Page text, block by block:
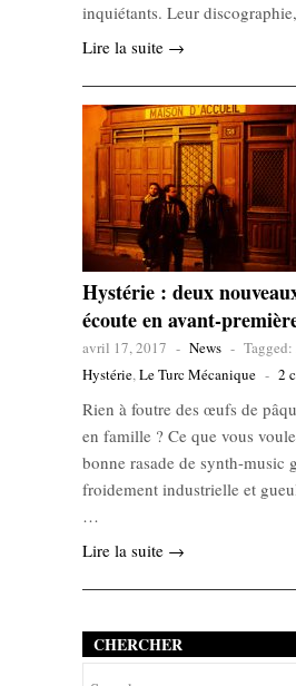
inquiétants. Leur
Lire la suite →
Hystérie : deux
écoute en avant-
avril 17, 2017 - News - Tagged:
Hystérie,Le Turc Mécanique - 2
Rien à foutre des œufs de
en famille ? Ce que vous
bonne rasade de synth-music
froidement industrielle et
…
Lire la suite →
CHERCHER